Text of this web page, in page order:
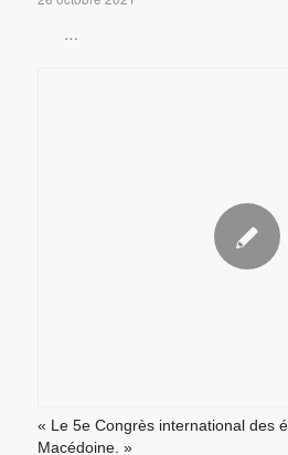
…
« Le 5e Congrès international des
Macédoine. »